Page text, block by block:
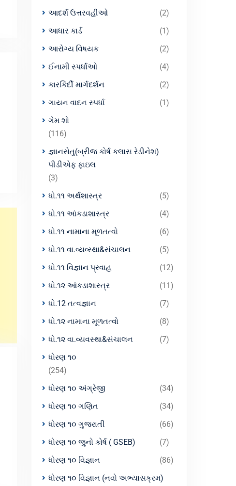
આદર્શ ઉત્તરવહીઓ
(2)
આધાર કાર્ડ
(1)
આરોગ્ય વિષયક
(2)
ઈનામી સ્પર્ધાઓ
(4)
કારકિર્દી માર્ગદર્શન
(2)
ગાયન વાદન સ્પર્ધા
(1)
ગેમ શો
(116)
જ્ઞાનસેતુ(બ્રીજ કોર્ષ કલાસ રેડીનેશ)
પીડીએફ ફાઇલ
(3)
ધો.૧૧ અર્થશાસ્ત્ર
(5)
ધો.૧૧ આંકડાશાસ્ત્ર
(4)
ધો.૧૧ નામાના મૂળતત્વો
(6)
ધો.૧૧ વા.વ્યવ્સ્થા&સંચાલન
(5)
ધો.૧૧ વિજ્ઞાન પ્રવાહ
(12)
ધો.૧૨ આંકડાશાસ્ત્ર
(11)
ધો.12 તત્વજ્ઞાન
(7)
ધો.૧૨ નામાના મૂળતત્વો
(8)
ધો.૧૨ વા.વ્યવસ્થા&સંચાલન
(7)
ધોરણ ૧૦
(254)
ધોરણ ૧૦ અંગ્રેજી
(34)
ધોરણ ૧૦ ગણિત
(34)
ધોરણ ૧૦ ગુજરાતી
(66)
ધોરણ ૧૦ જુનો કોર્ષ ( GSEB)
(7)
ધોરણ ૧૦ વિજ્ઞાન
(86)
ધોરણ ૧૦ વિજ્ઞાન (નવો અભ્યાસક્રમ)